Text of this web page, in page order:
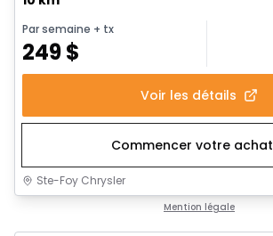
Par semaine + tx
249$
Voir les détails
Commencer votre achat
Ste-Foy Chrysler
Mention légale